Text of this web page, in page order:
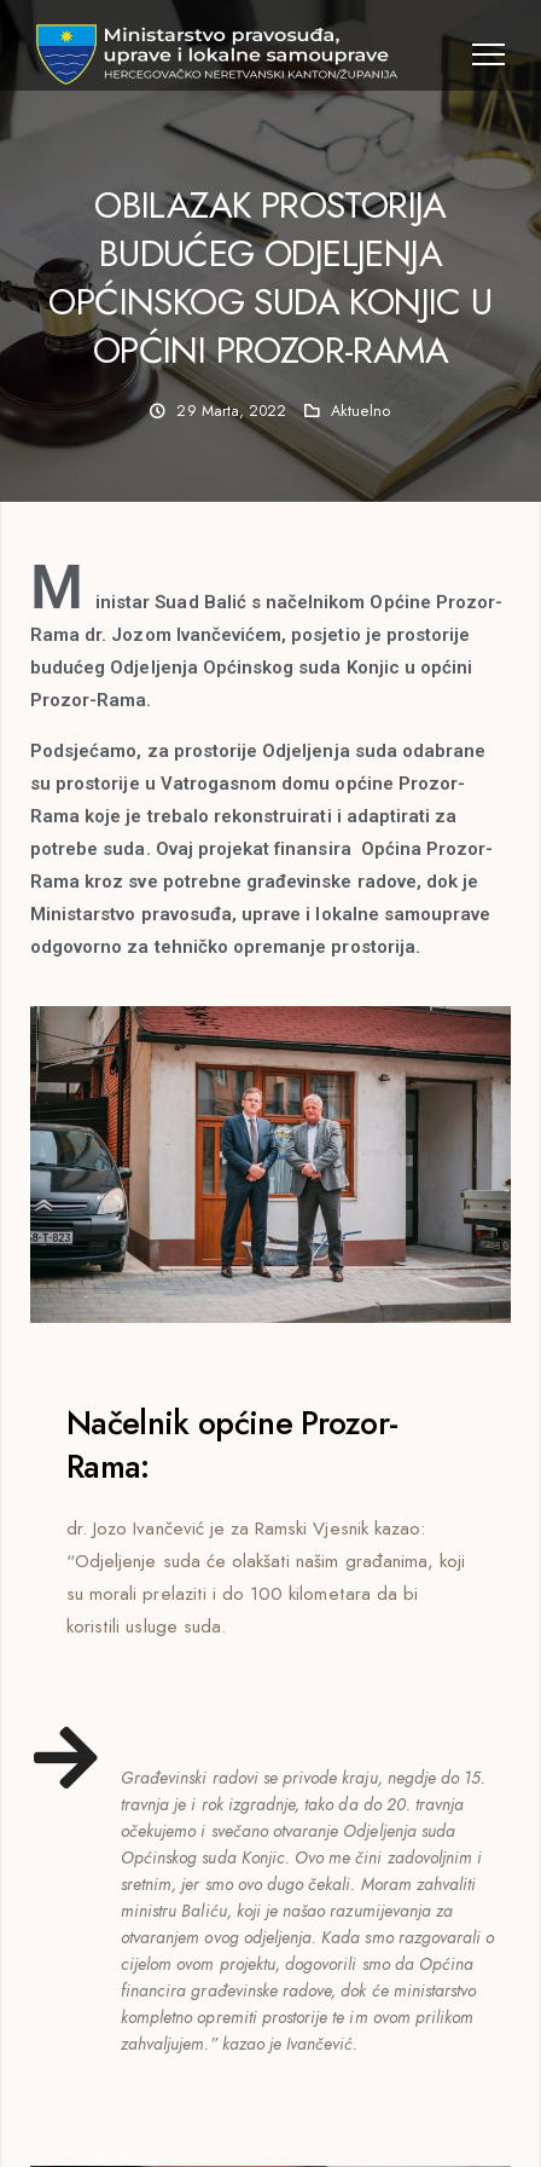
OBILAZAK PROSTORIJA
BUDUĆEG ODJELJENJA
OPĆINSKOG SUDA KONJIC U
OPĆINI PROZOR-RAMA
29 Marta, 2022 Aktuelno
M
inistar Suad Balić s načelnikom Općine Prozor-
Rama dr. Jozom Ivančevićem, posjetio je prostorije
budućeg Odjeljenja Općinskog suda Konjic u općini
Prozor-Rama.
Podsjećamo, za prostorije Odjeljenja suda odabrane
su prostorije u Vatrogasnom domu općine Prozor-
Rama koje je trebalo rekonstruirati i adaptirati za
potrebe suda. Ovaj projekat finansira Općina Prozor-
Rama kroz sve potrebne građevinske radove, dok je
Ministarstvo pravosuđa, uprave i lokalne samouprave
odgovorno za tehničko opremanje prostorija.
Načelnik općine Prozor-
Rama:
dr. Jozo Ivančević je za Ramski Vjesnik kazao:
“Odjeljenje suda će olakšati našim građanima, koji
su morali prelaziti i do 100 kilometara da bi
koristili usluge suda.
Građevinski radovi se privode kraju, negdje do 15.
travnja je i rok izgradnje, tako da do 20. travnja
očekujemo i svečano otvaranje Odjeljenja suda
Općinskog suda Konjic. Ovo me čini zadovoljnim i
sretnim, jer smo ovo dugo čekali. Moram zahvaliti
ministru Baliću, koji je našao razumijevanja za
otvaranjem ovog odjeljenja. Kada smo razgovarali o
cijelom ovom projektu, dogovorili smo da Općina
financira građevinske radove, dok će ministarstvo
kompletno opremiti prostorije te im ovom prilikom
zahvaljujem.” kazao je Ivančević.